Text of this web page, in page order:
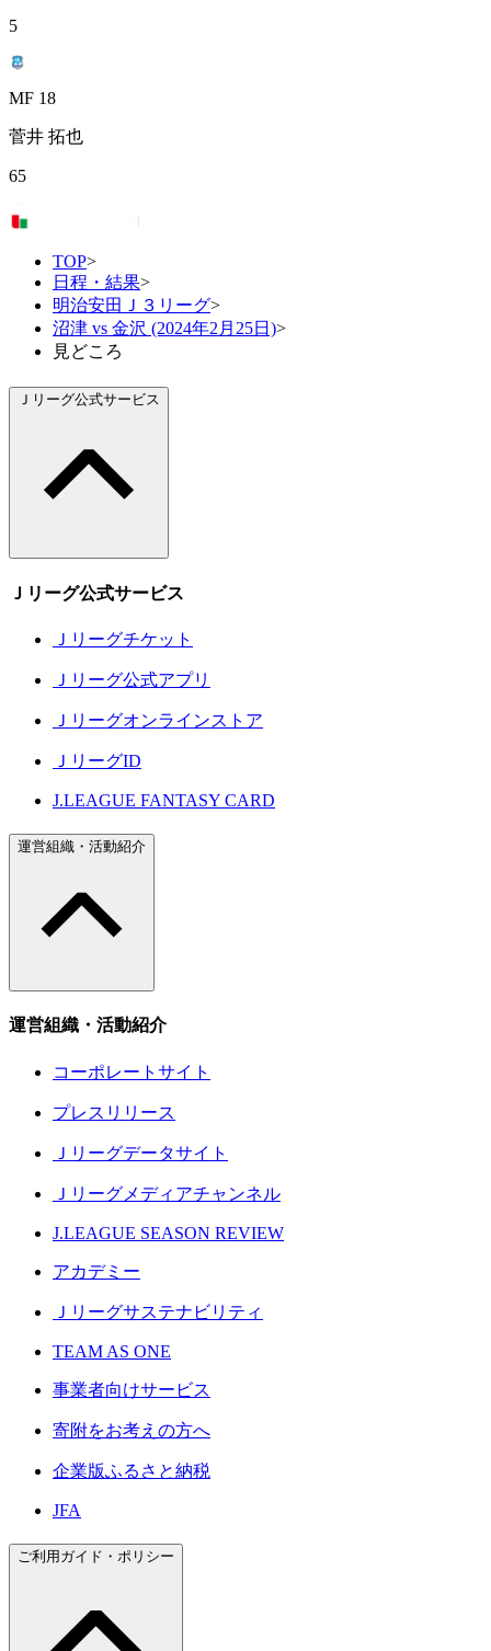
5
MF 18
菅井 拓也
65
TOP>
日程・結果>
明治安田Ｊ３リーグ>
沼津 vs 金沢 (2024年2月25日)>
見どころ
Ｊリーグ公式サービス
Ｊリーグ公式サービス
Ｊリーグチケット
Ｊリーグ公式アプリ
Ｊリーグオンラインストア
ＪリーグID
J.LEAGUE FANTASY CARD
運営組織・活動紹介
運営組織・活動紹介
コーポレートサイト
プレスリリース
Ｊリーグデータサイト
Ｊリーグメディアチャンネル
J.LEAGUE SEASON REVIEW
アカデミー
Ｊリーグサステナビリティ
TEAM AS ONE
事業者向けサービス
寄附をお考えの方へ
企業版ふるさと納税
JFA
ご利用ガイド・ポリシー